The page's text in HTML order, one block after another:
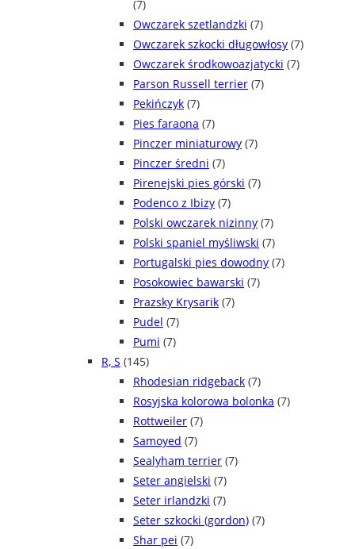
(7)
Owczarek szetlandzki (7)
Owczarek szkocki długowłosy (7)
Owczarek środkowoazjatycki (7)
Parson Russell terrier (7)
Pekińczyk (7)
Pies faraona (7)
Pinczer miniaturowy (7)
Pinczer średni (7)
Pirenejski pies górski (7)
Podenco z Ibizy (7)
Polski owczarek nizinny (7)
Polski spaniel myśliwski (7)
Portugalski pies dowodny (7)
Posokowiec bawarski (7)
Prazsky Krysarik (7)
Pudel (7)
Pumi (7)
R, S (145)
Rhodesian ridgeback (7)
Rosyjska kolorowa bolonka (7)
Rottweiler (7)
Samoyed (7)
Sealyham terrier (7)
Seter angielski (7)
Seter irlandzki (7)
Seter szkocki (gordon) (7)
Shar pei (7)